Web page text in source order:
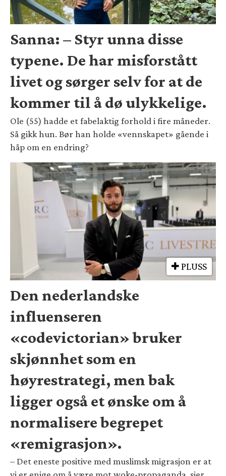
Sanna: – Styr unna disse
typene. De har misforstått
livet og sørger selv for at de
kommer til å dø ulykkelige.
Ole (55) hadde et fabelaktig forhold i fire måneder.
Så gikk hun. Bør han holde «vennskapet» gående i
håp om en endring?
PLUSS
Den nederlandske
influenseren
«codevictorian» bruker
skjønnhet som en
høyrestrategi, men bak
ligger også et ønske om å
normalisere begrepet
«remigrasjon».
– Det eneste positive med muslimsk migrasjon er at